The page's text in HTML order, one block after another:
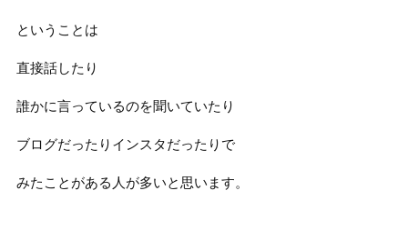
ということは
直接話したり
誰かに言っているのを聞いていたり
ブログだったりインスタだったりで
みたことがある人が多いと思います。